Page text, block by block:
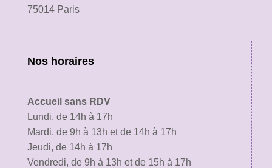
75014 Paris
Nos horaires
Accueil sans RDV
Lundi, de 14h à 17h
Mardi, de 9h à 13h et de 14h à 17h
Jeudi, de 14h à 17h
Vendredi, de 9h à 13h et de 15h à 17h